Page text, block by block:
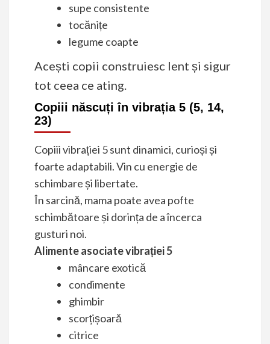
supe consistente
tocănițe
legume coapte
Acești copii construiesc lent și sigur
tot ceea ce ating.
Copiii născuți în vibrația 5 (5, 14,
23)
Copiii vibrației 5 sunt dinamici, curioși și
foarte adaptabili. Vin cu energie de
schimbare și libertate.
În sarcină, mama poate avea pofte
schimbătoare și dorința de a încerca
gusturi noi.
Alimente asociate vibrației 5
mâncare exotică
condimente
ghimbir
scorțișoară
citrice